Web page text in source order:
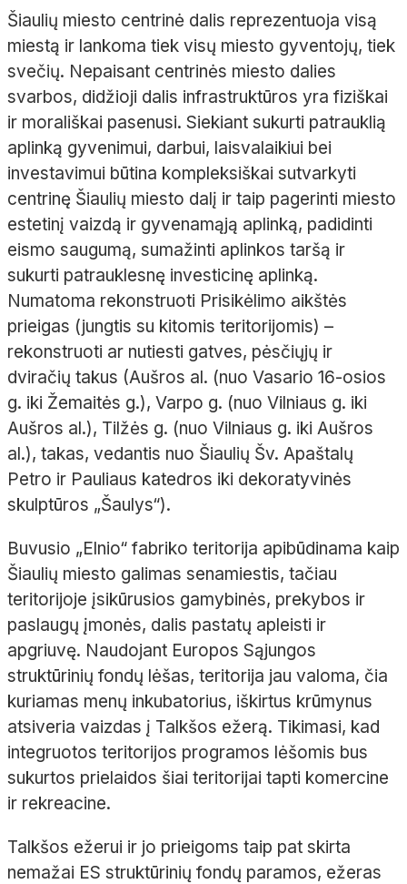
Šiaulių miesto centrinė dalis reprezentuoja visą
miestą ir lankoma tiek visų miesto gyventojų, tiek
svečių. Nepaisant centrinės miesto dalies
svarbos, didžioji dalis infrastruktūros yra fiziškai
ir morališkai pasenusi. Siekiant sukurti patrauklią
aplinką gyvenimui, darbui, laisvalaikiui bei
investavimui būtina kompleksiškai sutvarkyti
centrinę Šiaulių miesto dalį ir taip pagerinti miesto
estetinį vaizdą ir gyvenamąją aplinką, padidinti
eismo saugumą, sumažinti aplinkos taršą ir
sukurti patrauklesnę investicinę aplinką.
Numatoma rekonstruoti Prisikėlimo aikštės
prieigas (jungtis su kitomis teritorijomis) –
rekonstruoti ar nutiesti gatves, pėsčiųjų ir
dviračių takus (Aušros al. (nuo Vasario 16-osios
g. iki Žemaitės g.), Varpo g. (nuo Vilniaus g. iki
Aušros al.), Tilžės g. (nuo Vilniaus g. iki Aušros
al.), takas, vedantis nuo Šiaulių Šv. Apaštalų
Petro ir Pauliaus katedros iki dekoratyvinės
skulptūros „Šaulys“).
Buvusio „Elnio“ fabriko teritorija apibūdinama kaip
Šiaulių miesto galimas senamiestis, tačiau
teritorijoje įsikūrusios gamybinės, prekybos ir
paslaugų įmonės, dalis pastatų apleisti ir
apgriuvę. Naudojant Europos Sąjungos
struktūrinių fondų lėšas, teritorija jau valoma, čia
kuriamas menų inkubatorius, iškirtus krūmynus
atsiveria vaizdas į Talkšos ežerą. Tikimasi, kad
integruotos teritorijos programos lėšomis bus
sukurtos prielaidos šiai teritorijai tapti komercine
ir rekreacine.
Talkšos ežerui ir jo prieigoms taip pat skirta
nemažai ES struktūrinių fondų paramos, ežeras